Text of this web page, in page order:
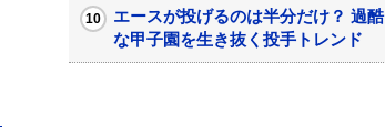
エースが投げるのは半分だけ？ 過酷
な甲子園を生き抜く投手トレンド